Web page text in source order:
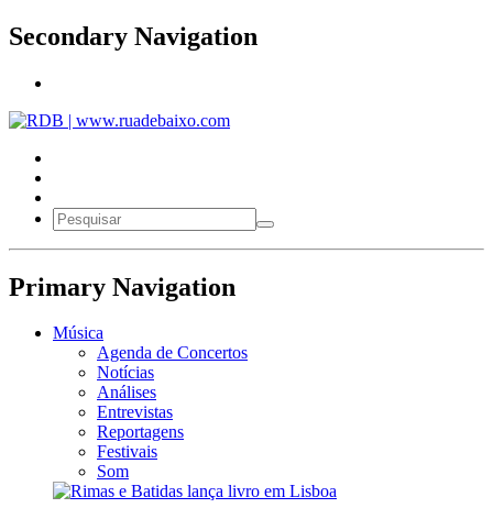
Secondary Navigation
Primary Navigation
Música
Agenda de Concertos
Notícias
Análises
Entrevistas
Reportagens
Festivais
Som